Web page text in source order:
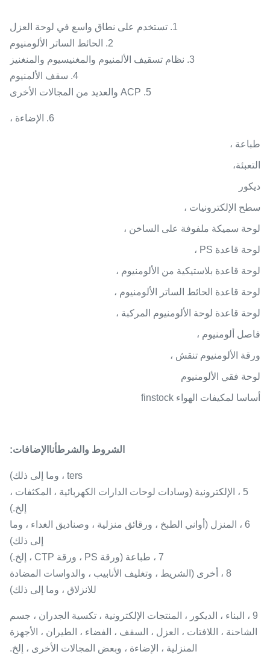
1. تستخدم على نطاق واسع في لوحة العزل
2. الحائط الساتر الألومنيوم
3. نظام تسقيف الألمنيوم والمغنيسيوم والمنغنيز
4. سقف الألمنيوم
5. ACP والعديد من المجالات الأخرى
6. الإضاءة ،
طباعة ،
التعبئة،
ديكور
سطح الإلكترونيات ،
لوحة سميكة ملفوفة على الساخن ،
لوحة قاعدة PS ،
لوحة قاعدة بلاستيكية من الألومنيوم ،
لوحة قاعدة الحائط الساتر الألومنيوم ،
لوحة قاعدة لوحة الألومنيوم المركبة ،
فاصل ألومنيوم ،
ورقة الألومنيوم تنقش ،
لوحة فقي الألومنيوم
أساسا لمكيفات الهواء finstock
الشروط والشرطأنا الإضافات:
ters ، وما إلى ذلك)
5 ، الإلكترونية (وسادات لوحات الدارات الكهربائية ، المكثفات ،
إلخ.)
6 ، المنزل (أواني الطبخ ، ورقائق منزلية ، وصناديق الغداء ، وما
إلى ذلك)
7 ، طباعة (ورقة PS ، ورقة CTP ، إلخ.)
8 ، أخرى (الشريط ، وتغليف الأنابيب ، والدواسات المضادة
للانزلاق ، وما إلى ذلك)
9 ، البناء ، الديكور ، المنتجات الإلكترونية ، تكسية الجدران ، جسم
الشاحنة ، اللافتات ، العزل ، السقف ، الفضاء ، الطيران ، الأجهزة
المنزلية ، الإضاءة ، وبعض المجالات الأخرى ، إلخ.